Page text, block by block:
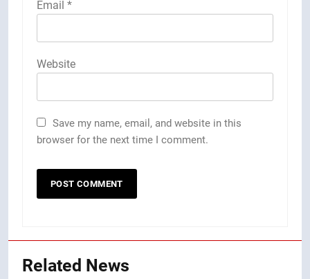
Email *
Website
Save my name, email, and website in this
browser for the next time I comment.
Related News